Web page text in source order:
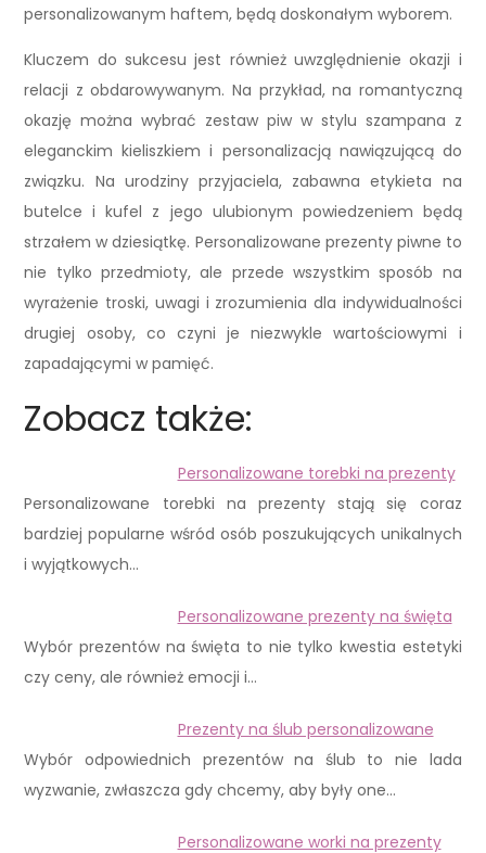
personalizowanym haftem, będą doskonałym wyborem.
Kluczem do sukcesu jest również uwzględnienie okazji i
relacji z obdarowywanym. Na przykład, na romantyczną
okazję można wybrać zestaw piw w stylu szampana z
eleganckim kieliszkiem i personalizacją nawiązującą do
związku. Na urodziny przyjaciela, zabawna etykieta na
butelce i kufel z jego ulubionym powiedzeniem będą
strzałem w dziesiątkę. Personalizowane prezenty piwne to
nie tylko przedmioty, ale przede wszystkim sposób na
wyrażenie troski, uwagi i zrozumienia dla indywidualności
drugiej osoby, co czyni je niezwykle wartościowymi i
zapadającymi w pamięć.
Zobacz także:
Personalizowane torebki na prezenty
Personalizowane torebki na prezenty stają się coraz
bardziej popularne wśród osób poszukujących unikalnych
i wyjątkowych…
Personalizowane prezenty na święta
Wybór prezentów na święta to nie tylko kwestia estetyki
czy ceny, ale również emocji i…
Prezenty na ślub personalizowane
Wybór odpowiednich prezentów na ślub to nie lada
wyzwanie, zwłaszcza gdy chcemy, aby były one…
Personalizowane worki na prezenty